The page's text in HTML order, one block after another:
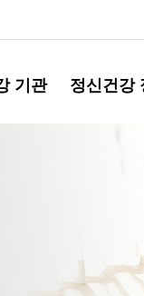
기관 정신건강